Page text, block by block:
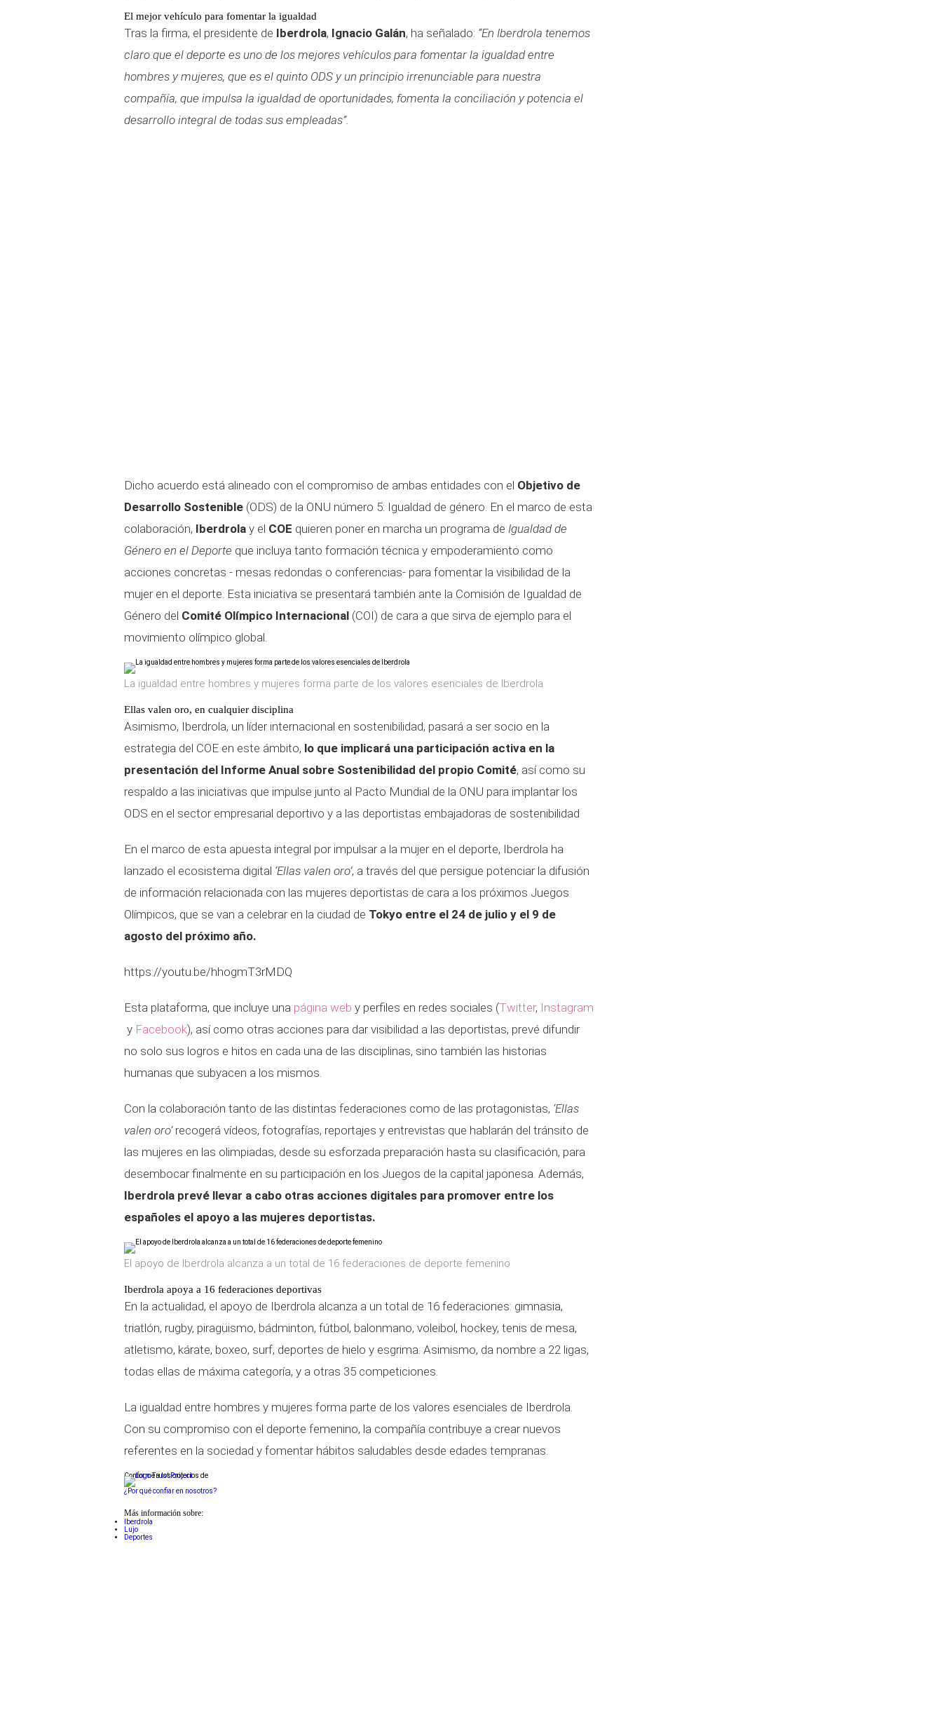
El mejor vehículo para fomentar la igualdad
Tras la firma, el presidente de Iberdrola, Ignacio Galán, ha señalado: “En Iberdrola tenemos
claro que el deporte es uno de los mejores vehículos para fomentar la igualdad entre
hombres y mujeres, que es el quinto ODS y un principio irrenunciable para nuestra
compañía, que impulsa la igualdad de oportunidades, fomenta la conciliación y potencia el
desarrollo integral de todas sus empleadas”.
Dicho acuerdo está alineado con el compromiso de ambas entidades con el Objetivo de
Desarrollo Sostenible (ODS) de la ONU número 5: Igualdad de género. En el marco de esta
colaboración, Iberdrola y el COE quieren poner en marcha un programa de Igualdad de
Género en el Deporte que incluya tanto formación técnica y empoderamiento como
acciones concretas - mesas redondas o conferencias- para fomentar la visibilidad de la
mujer en el deporte. Esta iniciativa se presentará también ante la Comisión de Igualdad de
Género del Comité Olímpico Internacional (COI) de cara a que sirva de ejemplo para el
movimiento olímpico global.
La igualdad entre hombres y mujeres forma parte de los valores esenciales de Iberdrola
Ellas valen oro, en cualquier disciplina
Asimismo, Iberdrola, un líder internacional en sostenibilidad, pasará a ser socio en la
estrategia del COE en este ámbito, lo que implicará una participación activa en la
presentación del Informe Anual sobre Sostenibilidad del propio Comité, así como su
respaldo a las iniciativas que impulse junto al Pacto Mundial de la ONU para implantar los
ODS en el sector empresarial deportivo y a las deportistas embajadoras de sostenibilidad
En el marco de esta apuesta integral por impulsar a la mujer en el deporte, Iberdrola ha
lanzado el ecosistema digital ‘Ellas valen oro’, a través del que persigue potenciar la difusión
de información relacionada con las mujeres deportistas de cara a los próximos Juegos
Olímpicos, que se van a celebrar en la ciudad de Tokyo entre el 24 de julio y el 9 de
agosto del próximo año.
https://youtu.be/hhogmT3rMDQ
Esta plataforma, que incluye una página web y perfiles en redes sociales (Twitter, Instagram
y Facebook), así como otras acciones para dar visibilidad a las deportistas, prevé difundir
no solo sus logros e hitos en cada una de las disciplinas, sino también las historias
humanas que subyacen a los mismos.
Con la colaboración tanto de las distintas federaciones como de las protagonistas, ‘Ellas
valen oro’recogerá vídeos, fotografías, reportajes y entrevistas que hablarán del tránsito de
las mujeres en las olimpiadas, desde su esforzada preparación hasta su clasificación, para
desembocar finalmente en su participación en los Juegos de la capital japonesa. Además,
Iberdrola prevé llevar a cabo otras acciones digitales para promover entre los
españoles el apoyo a las mujeres deportistas.
El apoyo de Iberdrola alcanza a un total de 16 federaciones de deporte femenino
Iberdrola apoya a 16 federaciones deportivas
En la actualidad, el apoyo de Iberdrola alcanza a un total de 16 federaciones: gimnasia,
triatlón, rugby, piragüismo, bádminton, fútbol, balonmano, voleibol, hockey, tenis de mesa,
atletismo, kárate, boxeo, surf, deportes de hielo y esgrima. Asimismo, da nombre a 22 ligas,
todas ellas de máxima categoría, y a otras 35 competiciones.
La igualdad entre hombres y mujeres forma parte de los valores esenciales de Iberdrola.
Con su compromiso con el deporte femenino, la compañía contribuye a crear nuevos
referentes en la sociedad y fomentar hábitos saludables desde edades tempranas.
Conforme a los criterios de
¿Por qué confiar en nosotros?
Más información sobre:
Iberdrola
Lujo
Deportes